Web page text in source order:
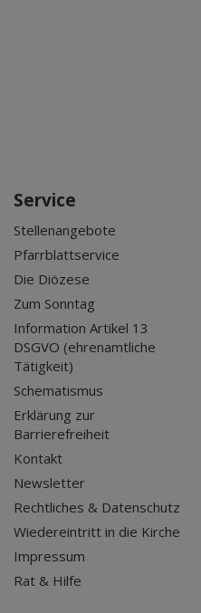
Service
Stellenangebote
Pfarrblattservice
Die Diözese
Zum Sonntag
Information Artikel 13
DSGVO (ehrenamtliche
Tätigkeit)
Schematismus
Erklärung zur
Barrierefreiheit
Kontakt
Newsletter
Rechtliches & Datenschutz
Wiedereintritt in die Kirche
Impressum
Rat & Hilfe